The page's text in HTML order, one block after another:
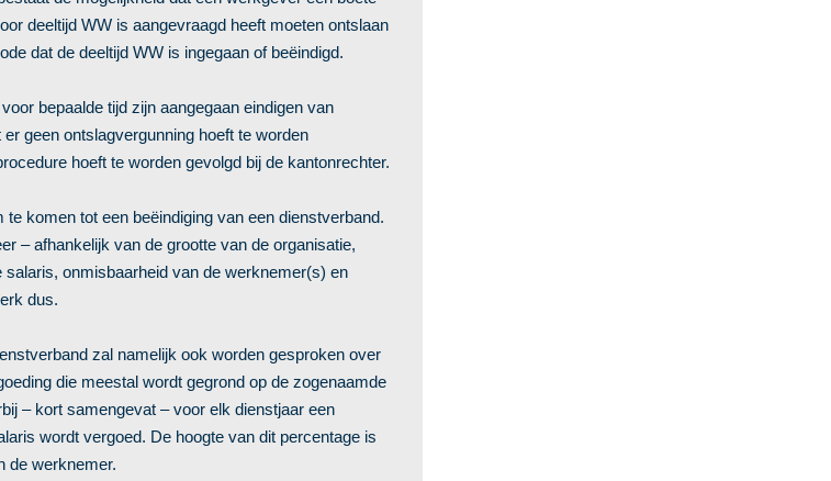
deeltijd WW is aangevraagd heeft moeten ontslaan
dat de deeltijd WW is ingegaan of beëindigd.
bepaalde tijd zijn aangegaan eindigen van
geen ontslagvergunning hoeft te worden
hoeft te worden gevolgd bij de kantonrechter.
komen tot een beëindiging van een dienstverband.
– afhankelijk van de grootte van de organisatie,
salaris, onmisbaarheid van de werknemer(s) en
dus.
zal namelijk ook worden gesproken over
die meestal wordt gegrond op de zogenaamde
– kort samengevat – voor elk dienstjaar een
wordt vergoed. De hoogte van dit percentage is
de werknemer.